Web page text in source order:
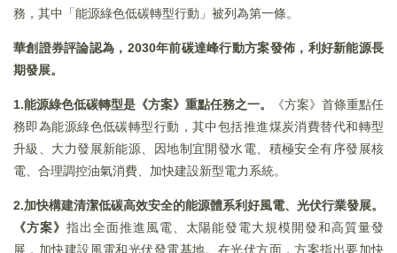
務，其中「能源綠色低碳轉型行動」被列為第一條。
華創證券評論認為，2030年前碳達峰行動方案發佈，利好新能源長
期發展。
1.能源綠色低碳轉型是《方案》重點任務之一。
《方案》首條重點任
務即為能源綠色低碳轉型行動，其中包括推進煤炭消費替代和轉型
升級、大力發展新能源、因地制宜開發水電、積極安全有序發展核
電、合理調控油氣消費、加快建設新型電力系統。
2.加快構建清潔低碳高效安全的能源體系利好風電、光伏行業發展。
《方案》 指出全面推進風電、太陽能發電大規模開發和高質量發
展，加快建設風電和光伏發電基地。在光伏方面，方案指出要加快